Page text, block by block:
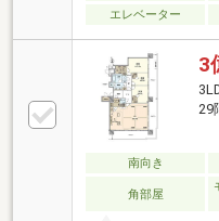
エレベーター
3
29
南向き
角部屋